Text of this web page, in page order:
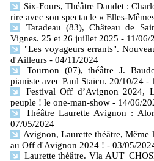
Six-Fours, Théâtre Daudet :
rire avec son spectacle « Elles-
Taradeau (83), Château de
Vignes. 25 et 26 juillet 2025 - 11/06/
"Les voyageurs errants".
d'Ailleurs - 04/11/2024
Tournon (07), théâtre J.
pianiste avec Paul Staïcu. 20/10/24 -
Festival Off d’Avignon 2024,
peuple ! le one-man-show - 14/06/
Théâtre Laurette Avignon :
07/05/2024
Avignon, Laurette théâtre, Même
au Off d'Avignon 2024 ! - 03/05/
Laurette théâtre. Vla AUT'